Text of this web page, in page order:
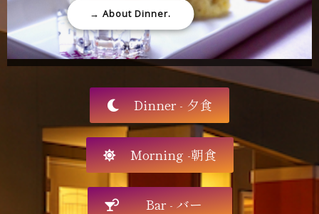
→ About Dinner.
Dinner - 夕食
Morning -朝食
Bar - バー